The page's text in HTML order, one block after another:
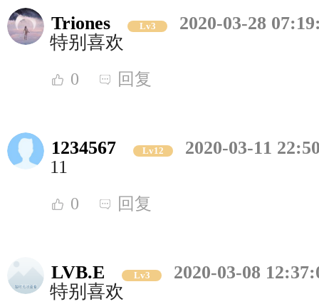
Triones Lv3
2020-03-28
特别喜欢
0 回复
1234567 Lv12
2020-03-11
11
0 回复
LVB.E Lv3
2020-03-08
特别喜欢